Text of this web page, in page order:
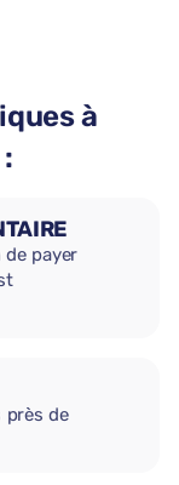
à
payer
près de